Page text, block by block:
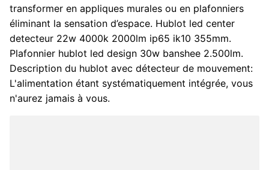
transformer en appliques murales ou en plafonniers
éliminant la sensation d’espace. Hublot led center
detecteur 22w 4000k 2000lm ip65 ik10 355mm.
Plafonnier hublot led design 30w banshee 2.500lm.
Description du hublot avec détecteur de mouvement:
L'alimentation étant systématiquement intégrée, vous
n'aurez jamais à vous.